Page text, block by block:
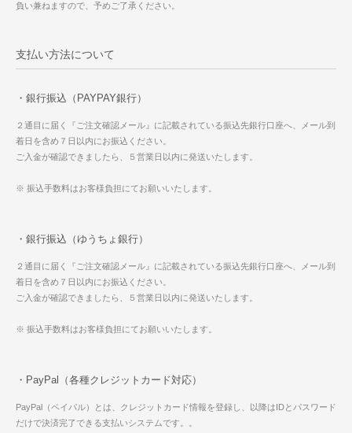
負い兼ねますので、予めご了承ください。
支払い方法について
・銀行振込（PAYPAY銀行）
２通目に届く『ご注文確認メール』に記載されている振込先銀行口座へ、メール到
着日を含め７日以内にお振込ください。
ご入金が確認できましたら、５営業日以内に発送いたします。
※ 振込手数料はお客様負担にてお願いいたします。
・銀行振込（ゆうちょ銀行）
２通目に届く『ご注文確認メール』に記載されている振込先銀行口座へ、メール到
着日を含め７日以内にお振込ください。
ご入金が確認できましたら、５営業日以内に発送いたします。
※ 振込手数料はお客様負担にてお願いいたします。
・PayPal（各種クレジットカード対応）
PayPal（ペイパル）とは、クレジットカード情報を登録し、以降はIDとパスワード
だけで決済完了できる支払いシステムです。。